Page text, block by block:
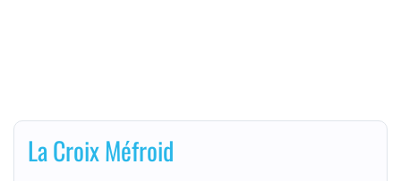
La Croix Méfroid